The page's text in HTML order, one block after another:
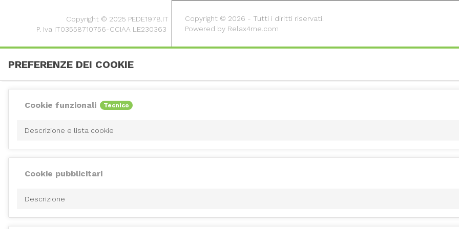
Copyright © 2025 PEDE1978.IT
P. Iva IT03558710756-CCIAA LE230363
Copyright © 2026 - Tutti i diritti riservati.
Powered by Relax4me.com
PREFERENZE DEI COOKIE
Cookie funzionali Tecnico
Descrizione e lista cookie
Cookie pubblicitari
Descrizione